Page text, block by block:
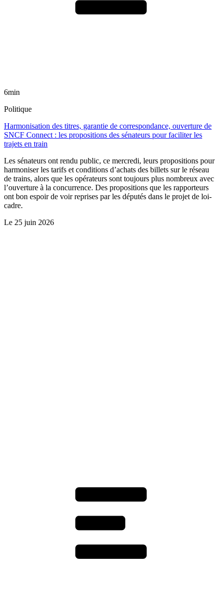
6min
Politique
Harmonisation des titres, garantie de correspondance, ouverture de
SNCF Connect : les propositions des sénateurs pour faciliter les
trajets en train
Les sénateurs ont rendu public, ce mercredi, leurs propositions pour
harmoniser les tarifs et conditions d’achats des billets sur le réseau
de trains, alors que les opérateurs sont toujours plus nombreux avec
l’ouverture à la concurrence. Des propositions que les rapporteurs
ont bon espoir de voir reprises par les députés dans le projet de loi-
cadre.
Le 25 juin 2026